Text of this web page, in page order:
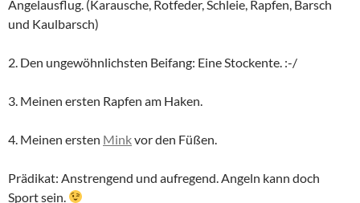
Angelausflug. (Karausche, Rotfeder, Schleie, Rapfen, Barsch
und Kaulbarsch)
2. Den ungewöhnlichsten Beifang: Eine Stockente. :-/
3. Meinen ersten Rapfen am Haken.
4. Meinen ersten Minkvor den Füßen.
Prädikat: Anstrengend und aufregend. Angeln kann doch
Sport sein.